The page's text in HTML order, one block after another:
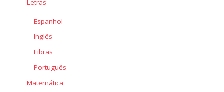
Letras
Espanhol
Inglês
Libras
Português
Matemática